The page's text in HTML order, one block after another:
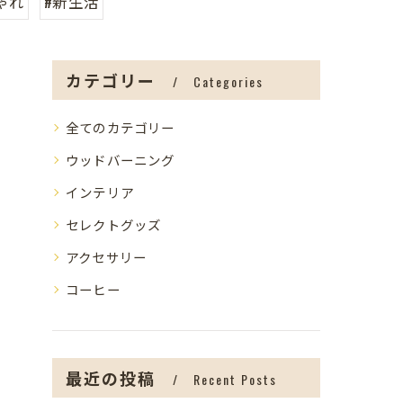
カテゴリー Categories
全てのカテゴリー
ウッドバーニング
インテリア
セレクトグッズ
アクセサリー
コーヒー
最近の投稿 Recent Posts